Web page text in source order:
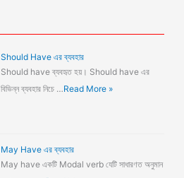
Should Have এর ব্যবহার
Should have ব্যবহৃত হয়। Should have এর
বিভিন্ন ব্যবহার নিচে …Read More »
May Have এর ব্যবহার
May have একটি Modal verb যেটি সাধারণত অনুমান